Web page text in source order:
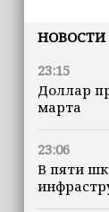
НОВОСТИ
23:15
Доллар
марта
23:06
В пяти